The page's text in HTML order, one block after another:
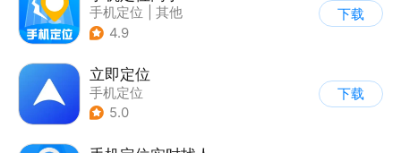
手机定位
其他
4.9
下载
立即定位
手机定位
5.0
下载